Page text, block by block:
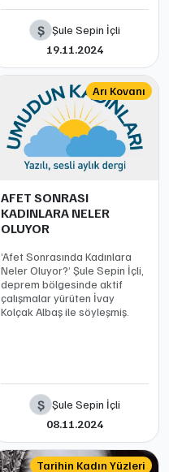
Ş Şule Sepin İçli
19.11.2024
Arı Kovanı
AFET SONRASI
KADINLARA NELER
OLUYOR
‘Afet Sonrasında Kadınlara
Neler Oluyor?’ Şule Sepin İçli,
deprem bölgesinde aktif
çalışmalar yürüten İvay
Kolçak Albaş ile söyleşmiş.
Ş Şule Sepin İçli
08.11.2024
Tarihin Kadın Yüzleri